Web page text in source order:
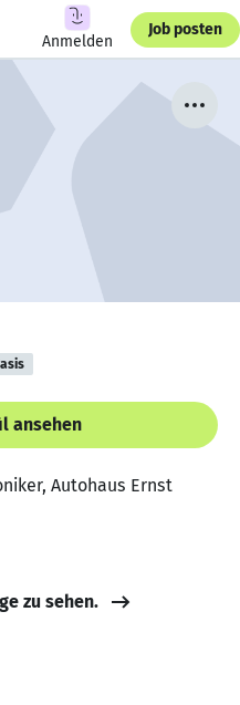
Anmelden
Job posten
ansehen
Autohaus Ernst
zu sehen.